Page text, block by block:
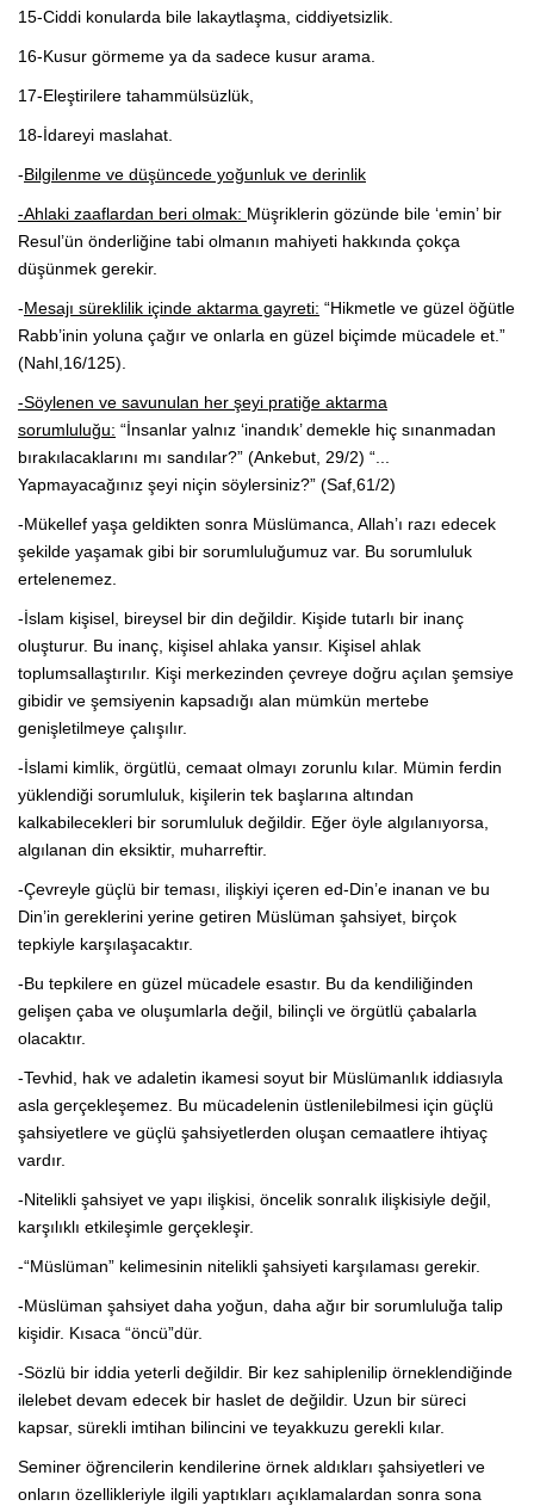
15-Ciddi konularda bile lakaytlaşma, ciddiyetsizlik.
16-Kusur görmeme ya da sadece kusur arama.
17-Eleştirilere tahammülsüzlük,
18-İdareyi maslahat.
-Bilgilenme ve düşüncede yoğunluk ve derinlik
-Ahlaki zaaflardan beri olmak: Müşriklerin gözünde bile ‘emin’ bir
Resul’ün önderliğine tabi olmanın mahiyeti hakkında çokça
düşünmek gerekir.
-Mesajı süreklilik içinde aktarma gayreti: “Hikmetle ve güzel öğütle
Rabb’inin yoluna çağır ve onlarla en güzel biçimde mücadele et.”
(Nahl,16/125).
-Söylenen ve savunulan her şeyi pratiğe aktarma
sorumluluğu: “İnsanlar yalnız ‘inandık’ demekle hiç sınanmadan
bırakılacaklarını mı sandılar?” (Ankebut, 29/2) “...
Yapmayacağınız şeyi niçin söylersiniz?” (Saf,61/2)
-Mükellef yaşa geldikten sonra Müslümanca, Allah’ı razı edecek
şekilde yaşamak gibi bir sorumluluğumuz var. Bu sorumluluk
ertelenemez.
-İslam kişisel, bireysel bir din değildir. Kişide tutarlı bir inanç
oluşturur. Bu inanç, kişisel ahlaka yansır. Kişisel ahlak
toplumsallaştırılır. Kişi merkezinden çevreye doğru açılan şemsiye
gibidir ve şemsiyenin kapsadığı alan mümkün mertebe
genişletilmeye çalışılır.
-İslami kimlik, örgütlü, cemaat olmayı zorunlu kılar. Mümin ferdin
yüklendiği sorumluluk, kişilerin tek başlarına altından
kalkabilecekleri bir sorumluluk değildir. Eğer öyle algılanıyorsa,
algılanan din eksiktir, muharreftir.
-Çevreyle güçlü bir teması, ilişkiyi içeren ed-Din’e inanan ve bu
Din’in gereklerini yerine getiren Müslüman şahsiyet, birçok
tepkiyle karşılaşacaktır.
-Bu tepkilere en güzel mücadele esastır. Bu da kendiliğinden
gelişen çaba ve oluşumlarla değil, bilinçli ve örgütlü çabalarla
olacaktır.
-Tevhid, hak ve adaletin ikamesi soyut bir Müslümanlık iddiasıyla
asla gerçekleşemez. Bu mücadelenin üstlenilebilmesi için güçlü
şahsiyetlere ve güçlü şahsiyetlerden oluşan cemaatlere ihtiyaç
vardır.
-Nitelikli şahsiyet ve yapı ilişkisi, öncelik sonralık ilişkisiyle değil,
karşılıklı etkileşimle gerçekleşir.
-“Müslüman” kelimesinin nitelikli şahsiyeti karşılaması gerekir.
-Müslüman şahsiyet daha yoğun, daha ağır bir sorumluluğa talip
kişidir. Kısaca “öncü”dür.
-Sözlü bir iddia yeterli değildir. Bir kez sahiplenilip örneklendiğinde
ilelebet devam edecek bir haslet de değildir. Uzun bir süreci
kapsar, sürekli imtihan bilincini ve teyakkuzu gerekli kılar.
Seminer öğrencilerin kendilerine örnek aldıkları şahsiyetleri ve
onların özellikleriyle ilgili yaptıkları açıklamalardan sonra sona